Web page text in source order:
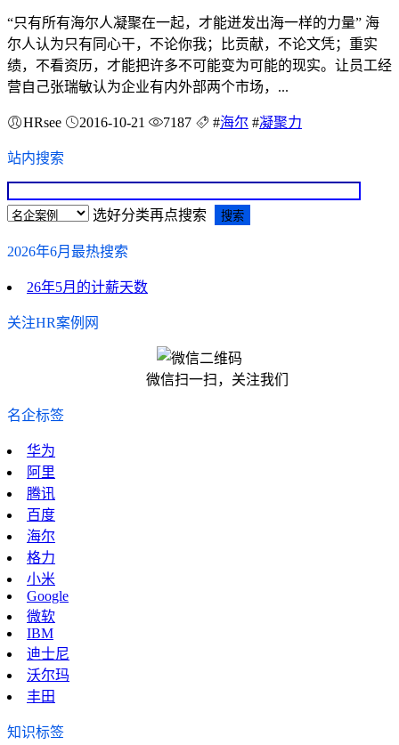
“只有所有海尔人凝聚在一起，才能迸发出海一样的力量” 海
尔人认为只有同心干，不论你我；比贡献，不论文凭；重实
绩，不看资历，才能把许多不可能变为可能的现实。让员工经
营自己张瑞敏认为企业有内外部两个市场，...
HRsee 2016-10-21 7187 #海尔 #凝聚力
站内搜索
选好分类再点搜索
2026年6月最热搜索
26年5月的计薪天数
关注HR案例网
微信扫一扫，关注我们
名企标签
华为
阿里
腾讯
百度
海尔
格力
小米
Google
微软
IBM
迪士尼
沃尔玛
丰田
知识标签